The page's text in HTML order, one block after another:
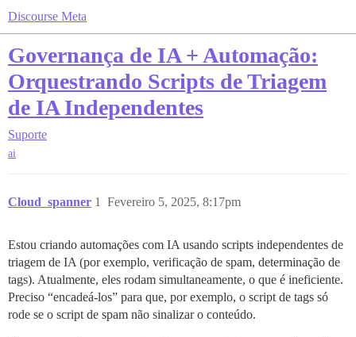
Discourse Meta
Governança de IA + Automação:
Orquestrando Scripts de Triagem
de IA Independentes
Suporte
ai
Cloud_spanner Fevereiro 5, 2025, 8:17pm
1
Estou criando automações com IA usando scripts independentes de
triagem de IA (por exemplo, verificação de spam, determinação de
tags). Atualmente, eles rodam simultaneamente, o que é ineficiente.
Preciso “encadeá-los” para que, por exemplo, o script de tags só
rode se o script de spam não sinalizar o conteúdo.